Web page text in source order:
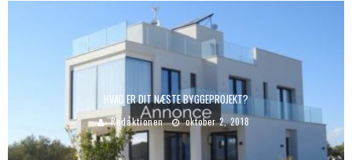
HVAD ER DIT NÆSTE BYGGEPROJEKT?
Redaktionen oktober 2, 2018